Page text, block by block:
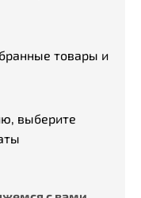
товары и
выберите